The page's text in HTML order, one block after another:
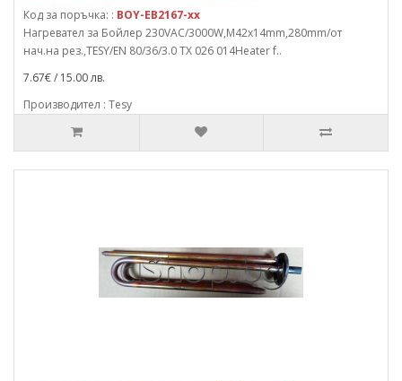
Код за поръчка: : BOY-EB2167-xx
Нагревател за Бойлер 230VAC/3000W,M42x14mm,280mm/от
нач.на рез.,TESY/EN 80/36/3.0 TX 026 014Heater f..
7.67€ / 15.00 лв.
Производител : Tesy